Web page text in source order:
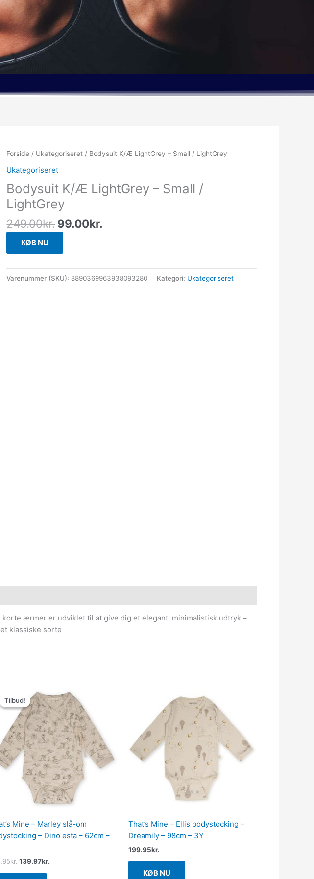
Forside / Ukategoriseret / Bodysuit K/Æ LightGrey – Small / LightGrey
Ukategoriseret
Bodysuit K/Æ LightGrey – Small /
LightGrey
249.00kr.
Den
oprindelige
pris
var:
249.00kr..
99.00kr.
Den
er:
99.00kr..
KØB NU
Varenummer (SKU): 8890369963938093280 Kategori: Ukategoriseret
ærmer er udviklet til at give dig et elegant, minimalistisk udtryk –
klassiske sorte
Tilbud!
Tilbud!
Mine – Marley slå-om
– Dino esta – 62cm –
kr.
oprindelige
pris
var:
199.95kr..
139.97kr.
aktuelle
pris
er:
139.97kr..
That’s Mine – Ellis bodystocking –
Dreamily – 98cm – 3Y
199.95kr.
KØB NU